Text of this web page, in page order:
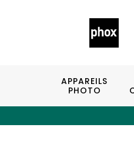
APPAREILS
PHOTO